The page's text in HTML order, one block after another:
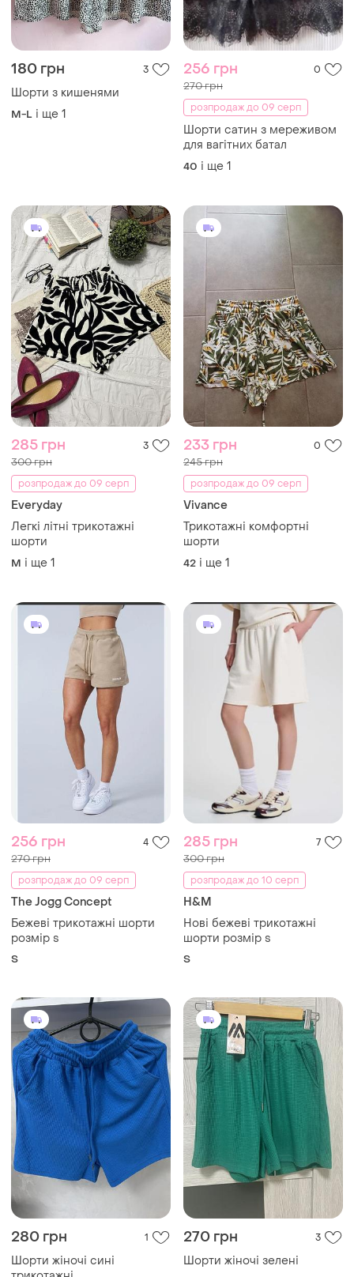
180 грн 3
Шорти з кишенями
M-L і ще 1
256 грн 0
270 грн
розпродаж до 09 серп
Шорти сатин з мереживом
для вагітних батал
40 і ще 1
285 грн 3
300 грн
розпродаж до 09 серп
Everyday
Легкі літні трикотажні
шорти
M і ще 1
233 грн 0
245 грн
розпродаж до 09 серп
Vivance
Трикотажні комфортні
шорти
42 і ще 1
256 грн 4
270 грн
розпродаж до 09 серп
The Jogg Concept
Бежеві трикотажні шорти
розмір s
S
285 грн 7
300 грн
розпродаж до 10 серп
H&M
Нові бежеві трикотажні
шорти розмір s
S
280 грн 1
Шорти жіночі сині
270 грн 3
Шорти жіночі зелені